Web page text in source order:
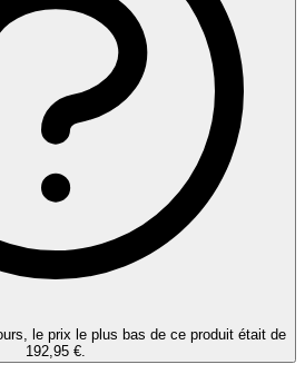
le prix le plus bas de ce produit était de
192,95 €.